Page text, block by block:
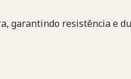
garantindo resistência e